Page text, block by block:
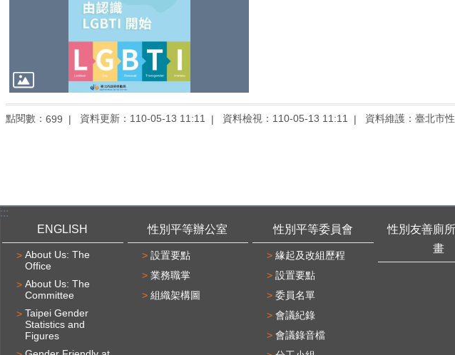
點閱數： 699 資料更新：110-05-13 11:11 資料檢視：110-05-13 11:11 資料維護：臺北市
:::
ENGLISH
About Us: The
Office
About Us: The
Committee
Taipei Gender
Statistics and
Figures
性別平等辦公室
設置要點
業務職掌
組織架構圖
性別平等委員會
緣起及改組歷程
設置要點
委員名單
會議紀錄
會議錄音檔
性別友善廁
畫